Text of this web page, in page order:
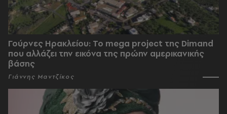
Γούρνες Ηρακλείου: To mega project της Dimand
που αλλάζει την εικόνα της πρώην αμερικανικής
βάσης
Γιάννης Μαντζίκος